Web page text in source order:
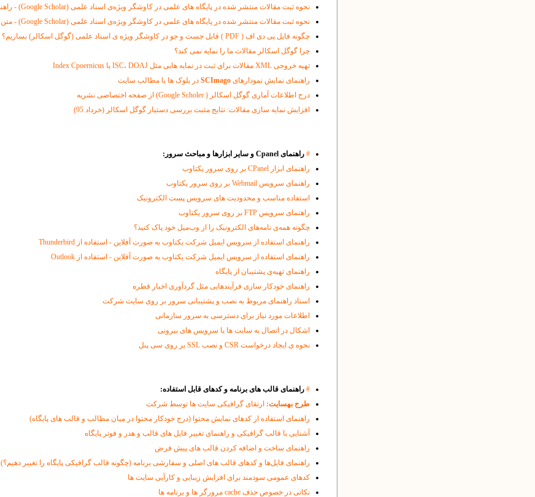
نحوه ثبت مقالات منتشر شده در پایگاه های علمی در کاوشگر ویژه‌ی اسناد علمی (Google Scholar) - راهنمای آنلاین
نحوه ثبت مقالات منتشر شده در پایگاه های علمی در کاوشگر ویژه‌ی اسناد علمی (Google Scholar) - متن قابل دریافت
چگونه فایل پی دی اف ( PDF ) قابل جست و جو در کاوشگر ویژه ی اسناد علمی (گوگل اسکالر) بسازیم؟
چرا گوگل اسکالر مقالات ما را نمایه نمی کند؟
تهیه خروجی XML مقالات برای ثبت در نمایه هایی مثل ISC، DOAJ یا Index Cpoernicus
راهنمای نمایش نمودارهای SCImago در بلوک ها یا مطالب سایت
درج اطلاعات آماری گوگل اسکالر ( Google Scholer) از صفحه اختصاصی نشریه
افزایش نمایه سازی مقالات: نتایج مثبت بررسی دستیار گوگل اسکالر (خرداد 95)
# راهنمای Cpanel و سایر ابزارها و مباحث سرور:
راهنمای ابزار CPanel بر روی سرور یکتاوب
راهنمای سرویس Webmail بر روی سرور یکتاوب
استفاده مناسب و محدودیت های سرویس پست الکترونیک
راهنمای سرویس FTP بر روی سرور یکتاوب
چگونه‌ همه‌ی نامه‌های الکترونیک را از وب‌میل خود پاک کنید؟
راهنمای استفاده از سرویس ایمیل شرکت یکتاوب به صورت آفلاین - استفاده از Thunderbird
راهنمای استفاده از سرویس ایمیل شرکت یکتاوب به صورت آفلاین - استفاده از Outlook
راهنمای تهیه‌ی پشتیبان از پایگاه
راهنمای خودکار سازی فرآیندهایی مثل گردآوری اخبار قطره
اسناد راهنمای مربوط به نصب و پشتیبانی سرور بر روی سایت شرکت
اطلاعات مورد نیاز برای دسترسی به سرور سازمانی
اشکال در اتصال به سایت ها یا سرویس های بیرونی
نحوه ی ایجاد درخواست CSR و نصب SSL بر روی سی پنل
# راهنمای قالب های برنامه و کدهای قابل استفاده:
طرح بهسایت: ارتقای گرافیکی سایت ها توسط شرکت
راهنمای استفاده از کدهای نمایش محتوا (درج خودکار محتوا در میان مطالب و قالب های پایگاه)
آشنایی با قالب گرافیکی و راهنمای تغییر فایل های قالب و هدر و فوتر پایگاه
راهنمای ساخت و اضافه کردن قالب های پیش فرض
راهنمای فایل‌ها و کدهای قالب های اصلی و سفارشی برنامه (چگونه قالب گرافیکی پایگاه را تغییر دهیم؟)
کدهای عمومی سودمند برای افزایش زیبایی و کارآیی سایت ها
نکاتی در خصوص حذف cache مرورگر ها و برنامه ها